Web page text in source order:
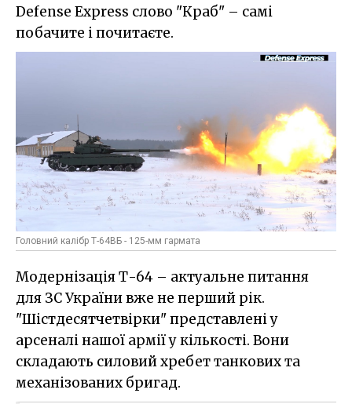
Defense Express слово "Краб" – самі
побачите і почитаєте.
Головний калібр Т-64ВБ - 125-мм гармата
Модернізація Т-64 – актуальне питання
для ЗС України вже не перший рік.
"Шістдесятчетвірки" представлені у
арсеналі нашої армії у кількості. Вони
складають силовий хребет танкових та
механізованих бригад.